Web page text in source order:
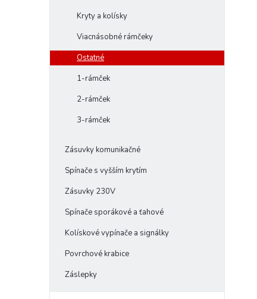
Kryty a kolísky
Viacnásobné rámčeky
Ostatné
1-rámček
2-rámček
3-rámček
Zásuvky komunikačné
Spínače s vyšším krytím
Zásuvky 230V
Spínače sporákové a ťahové
Kolískové vypínače a signálky
Povrchové krabice
Záslepky